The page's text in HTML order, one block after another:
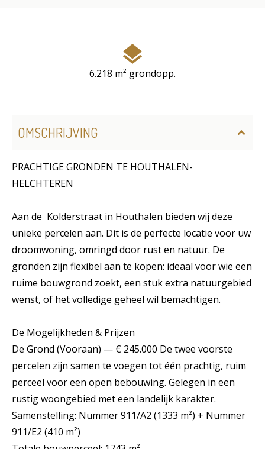
6.218 m² grondopp.
OMSCHRIJVING
PRACHTIGE GRONDEN TE HOUTHALEN-
HELCHTEREN
Aan de Kolderstraat in Houthalen bieden wij deze
unieke percelen aan. Dit is de perfecte locatie voor uw
droomwoning, omringd door rust en natuur. De
gronden zijn flexibel aan te kopen: ideaal voor wie een
ruime bouwgrond zoekt, een stuk extra natuurgebied
wenst, of het volledige geheel wil bemachtigen.
De Mogelijkheden & Prijzen
De Grond (Vooraan) — € 245.000 De twee voorste
percelen zijn samen te voegen tot één prachtig, ruim
perceel voor een open bebouwing. Gelegen in een
rustig woongebied met een landelijk karakter.
Samenstelling: Nummer 911/A2 (1333 m²) + Nummer
911/E2 (410 m²)